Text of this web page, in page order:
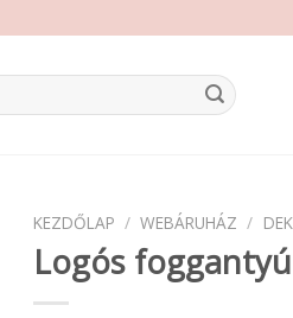
KEZDŐLAP / WEBÁRUHÁZ /
Logós